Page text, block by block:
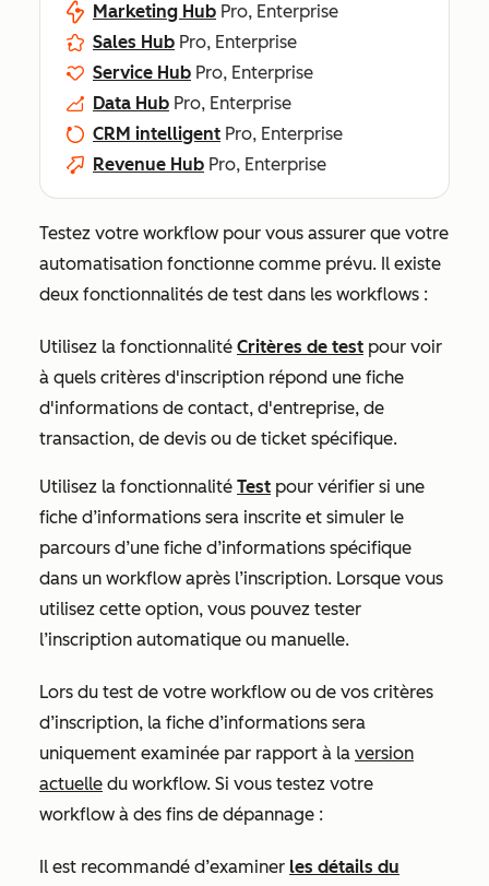
Marketing Hub Pro, Enterprise
Sales Hub Pro, Enterprise
Service Hub Pro, Enterprise
Data Hub Pro, Enterprise
CRM intelligent Pro, Enterprise
Revenue Hub Pro, Enterprise
Testez votre workflow pour vous assurer que votre
automatisation fonctionne comme prévu. Il existe
deux fonctionnalités de test dans les workflows :
Utilisez la fonctionnalité Critères de test pour voir
à quels critères d'inscription répond une fiche
d'informations de contact, d'entreprise, de
transaction, de devis ou de ticket spécifique.
Utilisez la fonctionnalité Test pour vérifier si une
fiche d’informations sera inscrite et simuler le
parcours d’une fiche d’informations spécifique
dans un workflow après l’inscription. Lorsque vous
utilisez cette option, vous pouvez tester
l’inscription automatique ou manuelle.
Lors du test de votre workflow ou de vos critères
d’inscription, la fiche d’informations sera
uniquement examinée par rapport à la version
actuelle du workflow. Si vous testez votre
workflow à des fins de dépannage :
Il est recommandé d’examiner les détails du